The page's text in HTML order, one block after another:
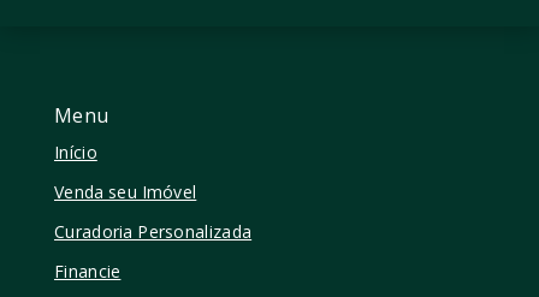
Menu
Início
Venda seu Imóvel
Curadoria Personalizada
Financie